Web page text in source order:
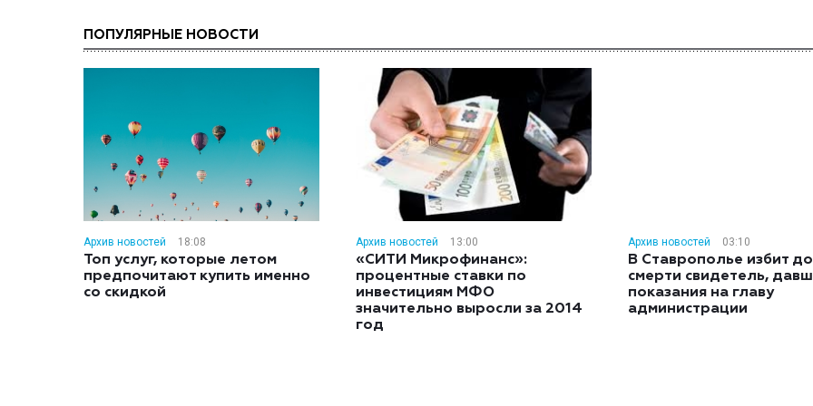
ПОПУЛЯРНЫЕ НОВОСТИ
Архив новостей 18:08
Топ услуг, которые летом
предпочитают купить именно
со скидкой
Архив новостей 13:00
«СИТИ Микрофинанс»:
процентные ставки по
инвестициям МФО
значительно выросли за 2014
год
Архив новостей 03:10
В Ставрополье избит до
смерти свидетель,
показания на главу
администрации